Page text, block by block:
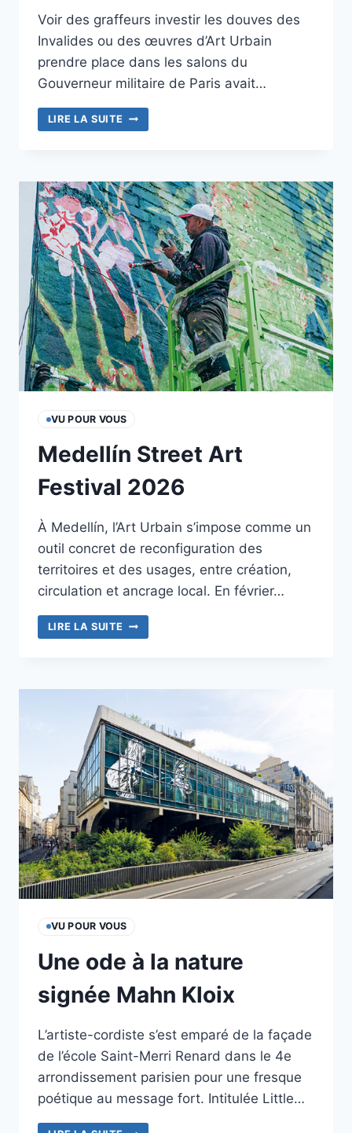
Voir des graffeurs investir les douves des
Invalides ou des œuvres d’Art Urbain
prendre place dans les salons du
Gouverneur militaire de Paris avait…
LIRE LA SUITE QUAND
L’ART
LES
INVALIDES
VU POUR VOUS
Medellín Street Art
Festival 2026
À Medellín, l’Art Urbain s’impose comme un
outil concret de reconfiguration des
territoires et des usages, entre création,
circulation et ancrage local. En février…
LIRE LA SUITE MEDELLÍN
STREET
2026
VU POUR VOUS
Une ode à la nature
signée Mahn Kloix
L’artiste-cordiste s’est emparé de la façade
de l’école Saint-Merri Renard dans le 4e
arrondissement parisien pour une fresque
poétique au message fort. Intitulée Little…